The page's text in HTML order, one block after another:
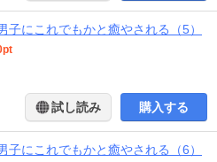
子にこれでもかと癒やされる（5）
試し読み 購入する
子にこれでもかと癒やされる（6）